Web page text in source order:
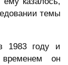
темы
1983 году и
он